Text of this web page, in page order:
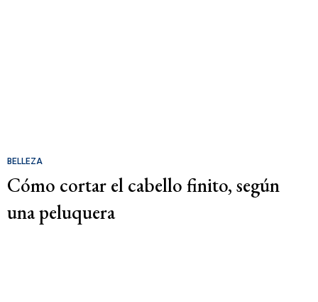
BELLEZA
Cómo cortar el cabello finito, según
una peluquera